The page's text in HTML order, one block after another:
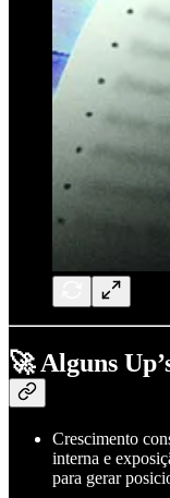
🚀 Alguns
Crescimento
interna e
para gerar